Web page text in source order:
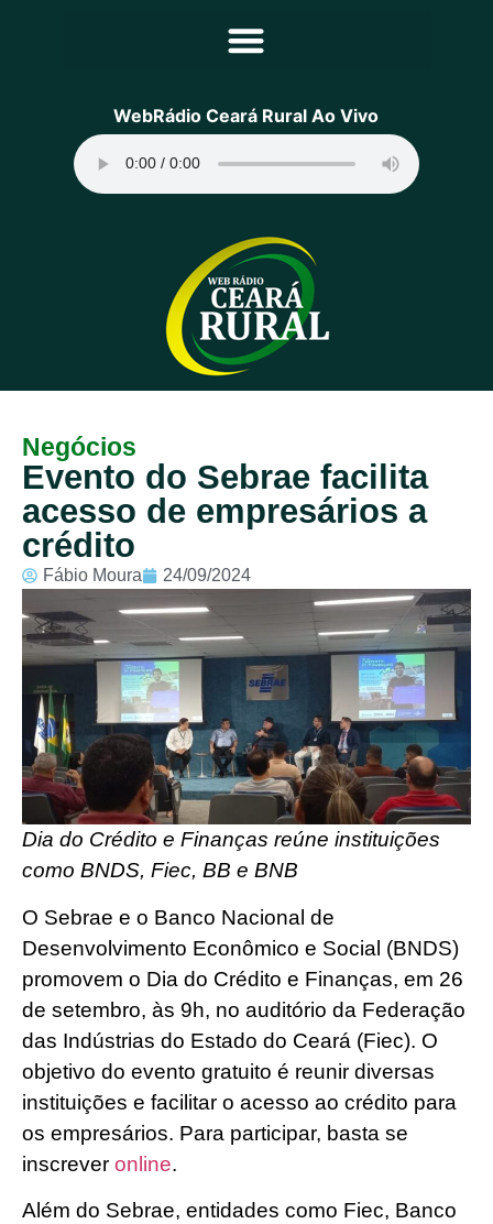
Principal
Programação
Equipe
Contato
Sobre
WebRádio Ceará Rural Ao Vivo
Negócios
Evento do Sebrae facilita
acesso de empresários a
crédito
Fábio Moura 24/09/2024
Dia do Crédito e Finanças reúne instituições
como BNDS, Fiec, BB e BNB
O Sebrae e o Banco Nacional de
Desenvolvimento Econômico e Social (BNDS)
promovem o Dia do Crédito e Finanças, em 26
de setembro, às 9h, no auditório da Federação
das Indústrias do Estado do Ceará (Fiec). O
objetivo do evento gratuito é reunir diversas
instituições e facilitar o acesso ao crédito para
os empresários. Para participar, basta se
inscrever online.
Além do Sebrae, entidades como Fiec, Banco